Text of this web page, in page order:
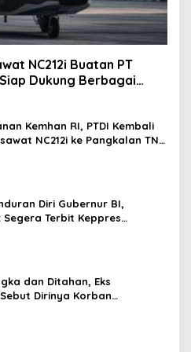
NC212i Buatan PT
Dukung Berbagai
Kemhan RI, PTDI Kembali
NC212i ke Pangkalan TNI
Diri Gubernur BI,
Segera Terbit Keppres
dengan Hormat
dan Ditahan, Eks
Dirinya Korban